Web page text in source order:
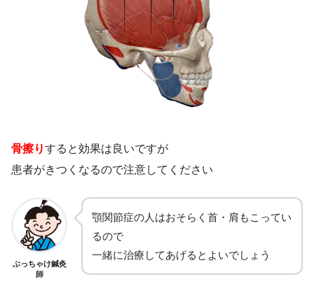
骨擦りすると効果は良いですが
患者がきつくなるので注意してください
ぶっちゃけ鍼灸
師
顎関節症の人はおそらく首・肩もこってい
るので
一緒に治療してあげるとよいでしょう